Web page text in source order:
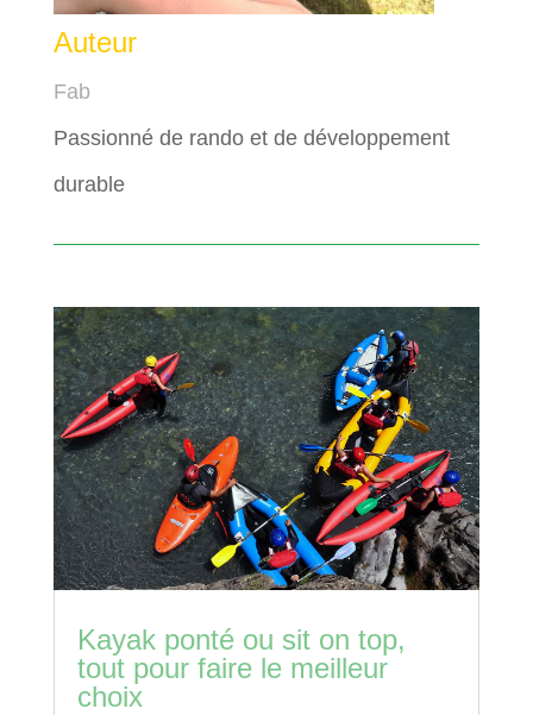
Auteur
Fab
Passionné de rando et de développement
durable
Kayak ponté ou sit on top,
tout pour faire le meilleur
choix